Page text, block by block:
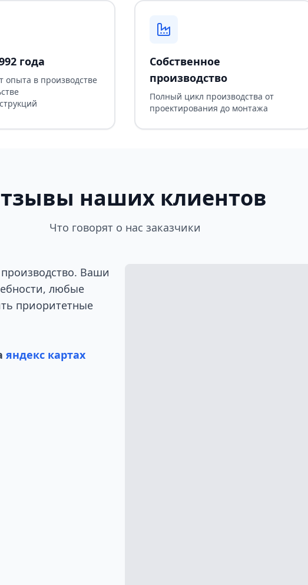
года
опыта в производстве
Собственное
производство
Полный цикл производства от
проектирования до монтажа
наших клиентов
Что говорят о нас заказчики
Ваши
любые
приоритетные
яндекс картах